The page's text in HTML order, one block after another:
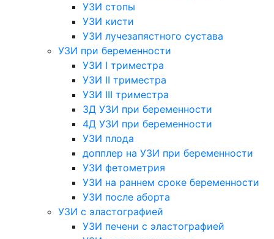
УЗИ стопы
УЗИ кисти
УЗИ лучезапястного сустава
УЗИ при беременности
УЗИ I триместра
УЗИ II триместра
УЗИ III триместра
3Д УЗИ при беременности
4Д УЗИ при беременности
УЗИ плода
допплер на УЗИ при беременности
УЗИ фетометрия
УЗИ на раннем сроке беременности
УЗИ после аборта
УЗИ с эластографией
УЗИ печени с эластографией